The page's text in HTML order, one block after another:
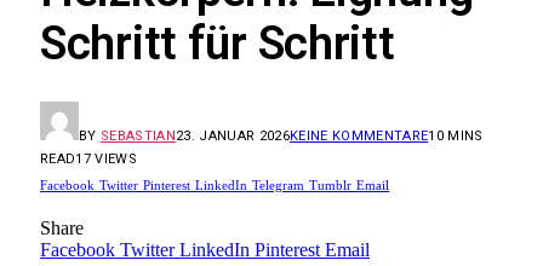
Schritt für Schritt
BY SEBASTIAN23. JANUAR 2026KEINE KOMMENTARE10 MINS
READ17VIEWS
Facebook Twitter Pinterest LinkedIn Telegram Tumblr Email
Share
Facebook Twitter LinkedIn Pinterest Email